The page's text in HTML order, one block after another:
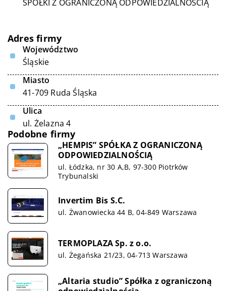
SPÓŁKI Z OGRANICZONĄ ODPOWIEDZIALNOŚCIĄ
Adres firmy
Województwo
Śląskie
Miasto
41-709 Ruda Śląska
Ulica
ul. Żelazna 4
Podobne firmy
„HEMPIS” SPÓŁKA Z OGRANICZONĄ
ODPOWIEDZIALNOŚCIĄ
ul. Łódzka, nr 30 A,B, 97-300 Piotrków
Trybunalski
Invertim Bis S.C.
ul. Żwanowiecka 44 B, 04-849 Warszawa
TERMOPLAZA Sp. z o.o.
ul. Żegańska 21/23, 04-713 Warszawa
„Altaria studio” Spółka z ograniczoną